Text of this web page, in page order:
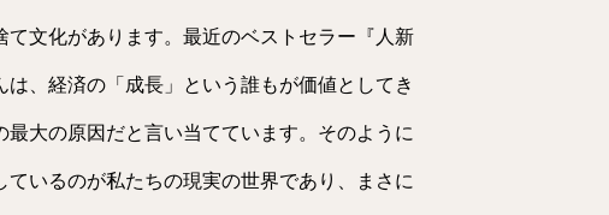
文化があります。最近のベストセラー『人新
、経済の「成長」という誰もが価値としてき
大の原因だと言い当てています。そのように
いるのが私たちの現実の世界であり、まさに